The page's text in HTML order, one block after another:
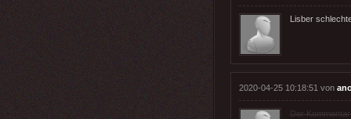
Lisber
2020-04-25 10:18:51 von
Der